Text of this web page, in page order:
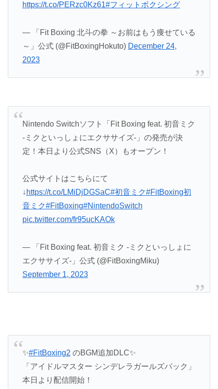
https://t.co/PERzc0Kz61#フィットボクシング
— 「Fit Boxing 北斗の拳 ～お前はもう痩せている
～」公式 (@FitBoxingHokuto) December 24,
2023
Nintendo Switchソフト「Fit Boxing feat. 初音ミク
-ミクといっしょにエクササイズ-」の発売が決
定！本日より公式SNS（X）もオープン！
公式サイトはこちらにて
↓ https://t.co/LMiDjDGSaC#初音ミク#FitBoxing初
音ミク#FitBoxing#NintendoSwitch
pic.twitter.com/fr95ucKAOk
— 「Fit Boxing feat. 初音ミク -ミクといっしょに
エクササイズ-」公式 (@FitBoxingMiku)
September 1, 2023
✨#FitBoxing2 のBGM追加DLC✨
「アイドルマスター シンデレラガールズパック」
本日より配信開始！